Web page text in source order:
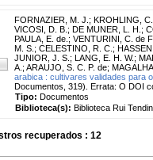
FORNAZIER, M. J. ; KROHLING,
VICOSI, D. B. ; DE MUNER, L. H. ;
PAULA, E. de. ; VENTURINI, C. de
M. S. ; CELESTINO, R. C. ;
JUNIOR, J. S. ; LANG, E. H. W.;
A. ; ARAUJO, S. C. P. de;
arabica : cultivares validades para
Documentos, 319). Errata: O DOI
Tipo: Documentos
Biblioteca(s): Biblioteca Rui
recuperados : 12